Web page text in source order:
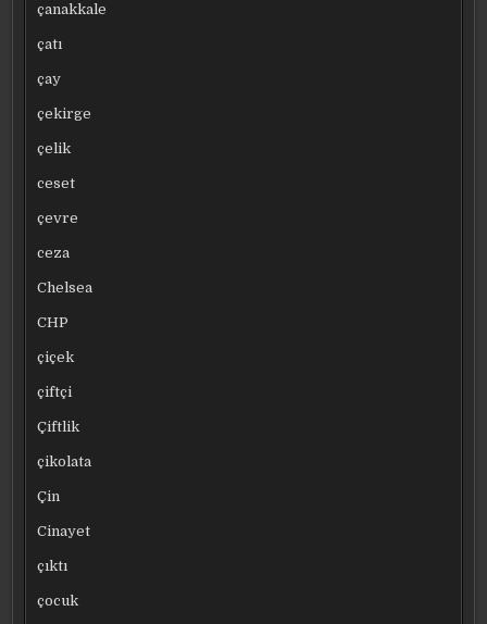
çanakkale
çatı
çay
çekirge
çelik
ceset
çevre
ceza
Chelsea
CHP
çiçek
çiftçi
Çiftlik
çikolata
Çin
Cinayet
çıktı
çocuk